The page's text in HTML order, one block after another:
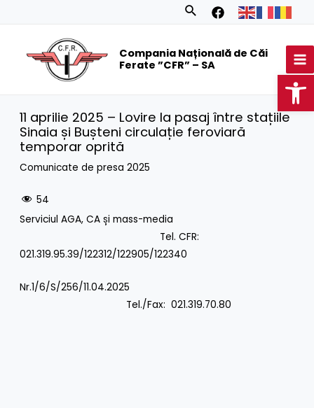
Search
Compania Națională de Căi
Ferate ”CFR” – SA
11 aprilie 2025 – Lovire la pasaj între stațiile
Sinaia și Bușteni circulație feroviară
temporar oprită
Comunicate de presa 2025
54
Serviciul AGA, CA și mass-media
Tel. CFR:
021.319.95.39/122312/122905/122340
Nr.1/6/S/256/11.04.2025
Tel./Fax: 021.319.70.80